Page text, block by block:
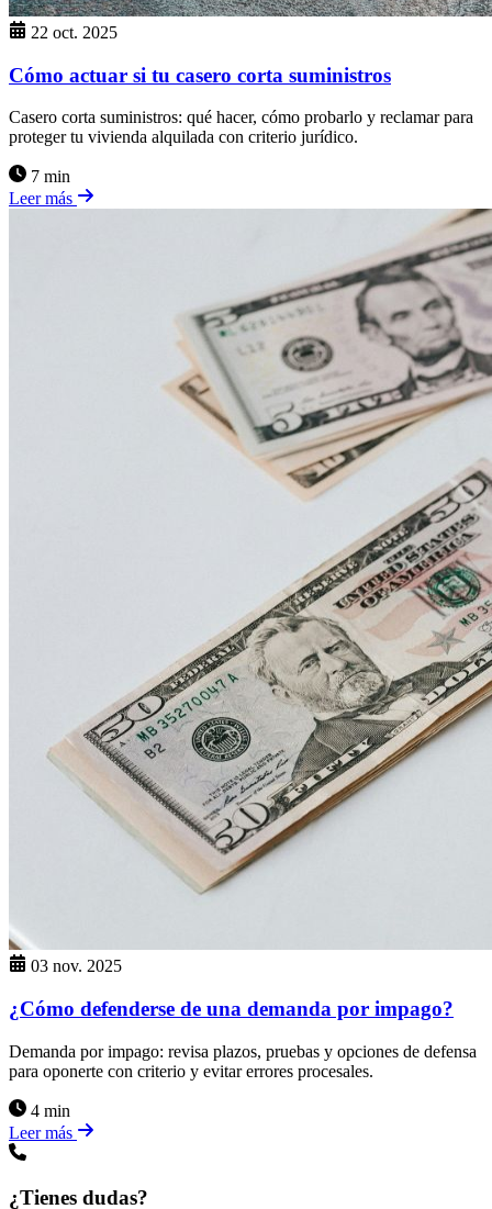
22 oct. 2025
Cómo actuar si tu casero corta suministros
Casero corta suministros: qué hacer, cómo probarlo y reclamar para
proteger tu vivienda alquilada con criterio jurídico.
7 min
Leer más
03 nov. 2025
¿Cómo defenderse de una demanda por impago?
Demanda por impago: revisa plazos, pruebas y opciones de defensa
para oponerte con criterio y evitar errores procesales.
4 min
Leer más
¿Tienes dudas?